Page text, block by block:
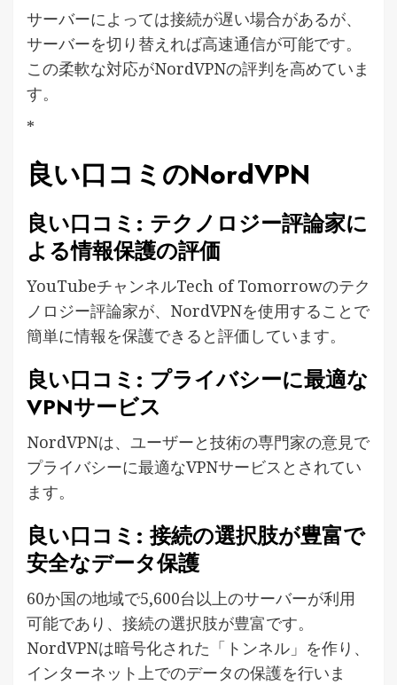
サーバーによっては接続が遅い場合があるが、
サーバーを切り替えれば高速通信が可能です。
この柔軟な対応がNordVPNの評判を高めていま
す。
*
良い口コミのNordVPN
良い口コミ: テクノロジー評論家に
よる情報保護の評価
YouTubeチャンネルTech of Tomorrowのテク
ノロジー評論家が、NordVPNを使用することで
簡単に情報を保護できると評価しています。
良い口コミ: プライバシーに最適な
VPNサービス
NordVPNは、ユーザーと技術の専門家の意見で
プライバシーに最適なVPNサービスとされてい
ます。
良い口コミ: 接続の選択肢が豊富で
安全なデータ保護
60か国の地域で5,600台以上のサーバーが利用
可能であり、接続の選択肢が豊富です。
NordVPNは暗号化された「トンネル」を作り、
インターネット上でのデータの保護を行いま